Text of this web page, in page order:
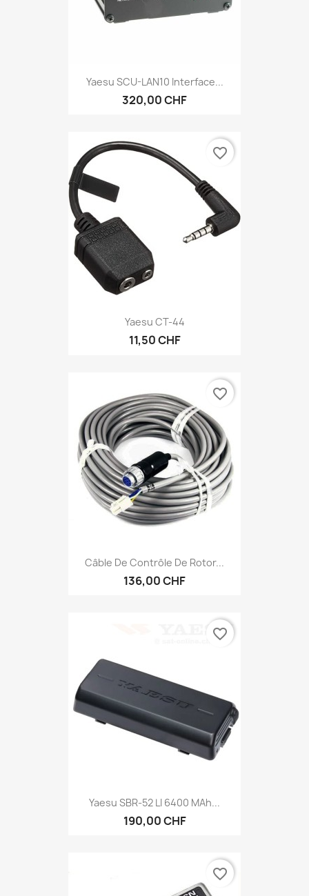
Yaesu SCU-LAN10 Interface...
320,00 CHF
Yaesu CT-44
11,50 CHF
favorite_border
Câble De Contrôle De Rotor...
136,00 CHF
favorite_border
Yaesu SBR-52 LI 6400 MAh...
190,00 CHF
favorite_border
favorite_border